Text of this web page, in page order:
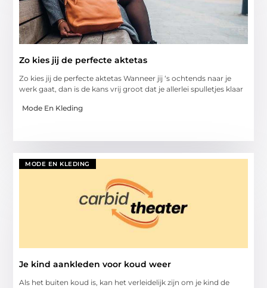
Zo kies jij de perfecte aktetas
Zo kies jij de perfecte aktetas Wanneer jij ‘s ochtends naar je
werk gaat, dan is de kans vrij groot dat je allerlei spulletjes klaar
Mode En Kleding
MODE EN KLEDING
Je kind aankleden voor koud weer
Als het buiten koud is, kan het verleidelijk zijn om je kind de